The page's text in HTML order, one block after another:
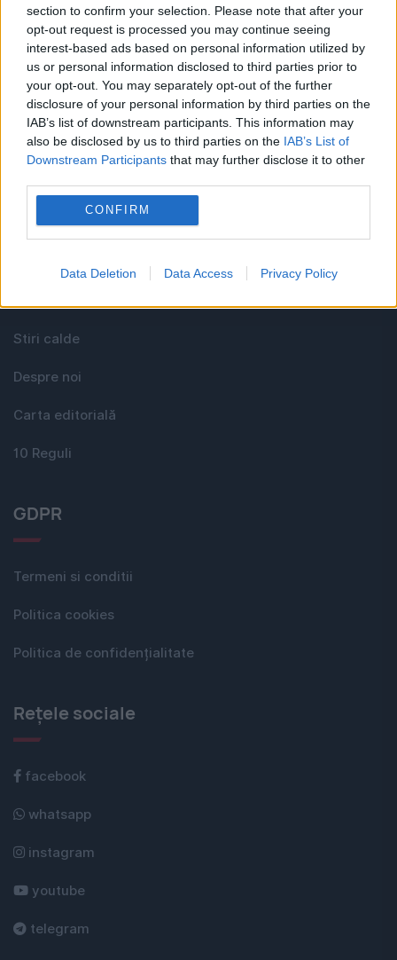
section to confirm your selection. Please note that after your
opt-out request is processed you may continue seeing
interest-based ads based on personal information utilized by
us or personal information disclosed to third parties prior to
your opt-out. You may separately opt-out of the further
disclosure of your personal information by third parties on the
IAB’s list of downstream participants. This information may
also be disclosed by us to third parties on the IAB’s List of
Downstream Participants that may further disclose it to other
CONFIRM
Data Deletion Data Access Privacy Policy
Cel mai bun portal de stiri!
Evenimentul Zilei este o publicație multimedia, dedicată
celor care apreciază știrile corecte, obiective și
relevante din toate domeniile de activitate
Utile
Media KIT
Stiri calde
Despre noi
Carta editorială
10 Reguli
GDPR
Termeni si conditii
Politica cookies
Politica de confidențialitate
Rețele sociale
facebook
whatsapp
instagram
youtube
telegram